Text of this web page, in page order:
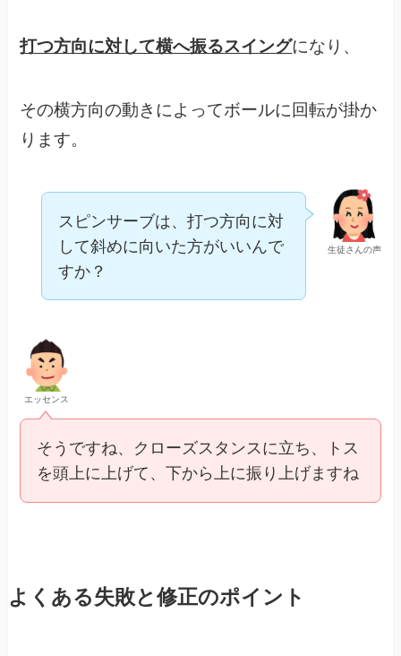
打つ方向に対して横へ振るスイングになり、
その横方向の動きによってボールに回転が掛か
ります。
生徒さんの声
スピンサーブは、打つ方向に対
して斜めに向いた方がいいんで
すか？
エッセンス
そうですね、クローズスタンスに立ち、トス
を頭上に上げて、下から上に振り上げますね
よくある失敗と修正のポイント